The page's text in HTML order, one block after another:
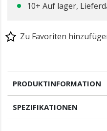
10+ Auf lager,
Zu Favoriten
PRODUKTINFORMATION
SPEZIFIKATIONEN